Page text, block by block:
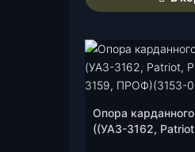
н
н
о
г
о
Опора
((УАЗ-3162,